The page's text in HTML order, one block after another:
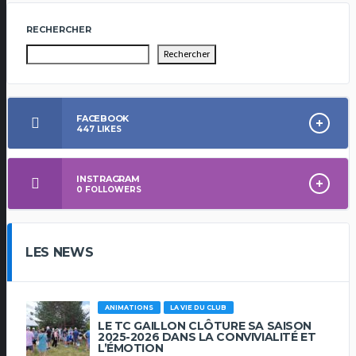
RECHERCHER
Rechercher
FACEBOOK
447 LIKES
INSTRAGRAM
0 FOLLOWERS
LES NEWS
ANIMATIONS LA VIE DU CLUB
LE TC GAILLON CLÔTURE SA SAISON
2025-2026 DANS LA CONVIVIALITÉ ET
L’ÉMOTION